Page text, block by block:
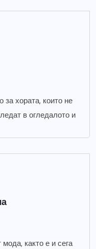
за хората, които не
в огледалото и
както е и сега